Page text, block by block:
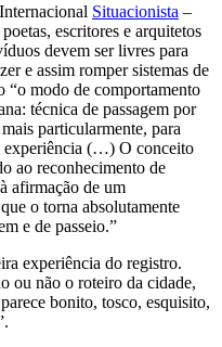
Situacionista –
escritores e arquitetos
devem ser livres para
e assim romper sistemas de
“o modo de comportamento
técnica de passagem por
particularmente, para
experiência (…) O conceito
ao reconhecimento de
afirmação de um
o torna absolutamente
e de passeio.”
experiência do registro.
ou não o roteiro da cidade,
bonito, tosco, esquisito,